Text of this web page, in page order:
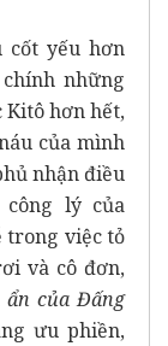
cốt yếu hơn
những
Kitô hơn hết,
của mình
nhận điều
lý của
trong việc tỏ
và cô đơn,
của Đấng
ưu phiền,